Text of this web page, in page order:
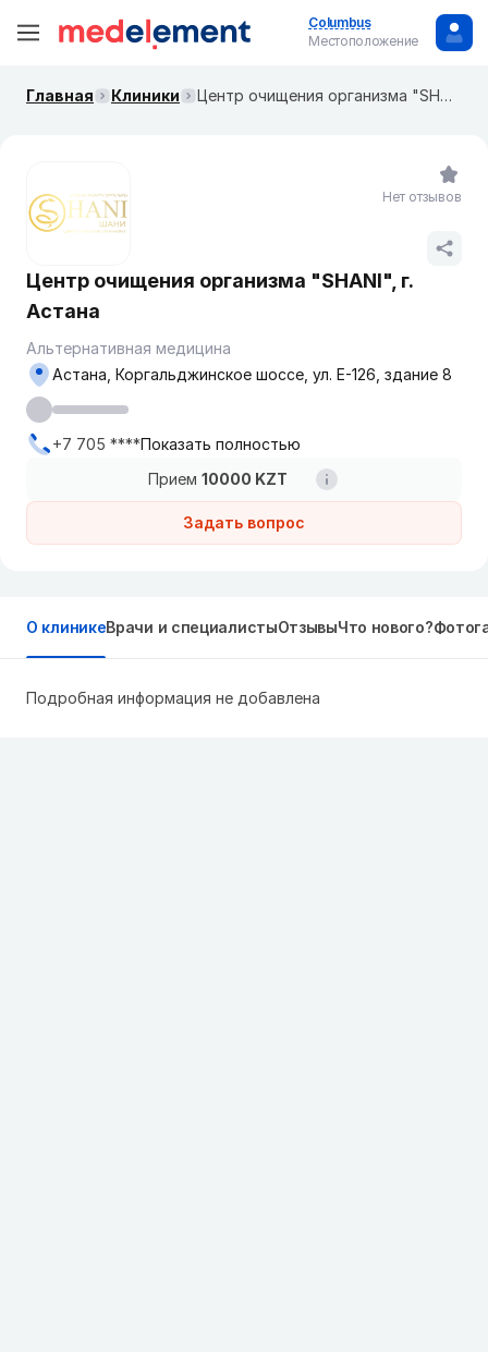
Columbus
Местоположение
Главная Клиники Центр очищения организма "SHANI", г. Астана
Центр очищения организма "SHANI", г.
Астана
Альтернативная медицина
Прием 10000 KZT
Задать вопрос
Астана, Коргальджинское шоссе, ул. Е-126, здание 8
+7 705 ****Показать полностью
Нет отзывов
О клиникеВрачи и специалистыОтзывыЧто нового?
Подробная информация не добавлена